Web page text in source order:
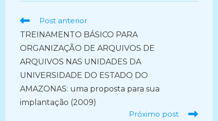
Ler
artigos
Post anterior
TREINAMENTO BÁSICO PARA
ORGANIZAÇÃO DE ARQUIVOS DE
ARQUIVOS NAS UNIDADES DA
UNIVERSIDADE DO ESTADO DO
AMAZONAS: uma proposta para sua
implantação (2009)
Próximo post